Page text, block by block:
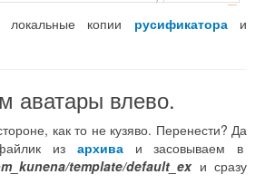
копии русификатораи
аватары влево.
как то не кузяво. Перенести? Да
из архиваи засовываем в
template/default_exи сразу